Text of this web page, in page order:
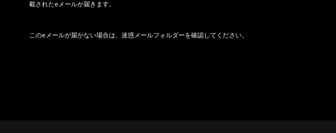
載されたeメールが届きます。
このeメールが届かない場合は、迷惑メールフォルダーを確認してください。